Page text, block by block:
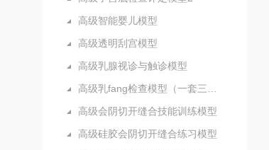
高级智能婴儿模型
高级透明刮宫模型
高级乳腺视诊与触诊模型
高级会阴切开缝合技能训练模型
高级硅胶会阴切开缝合练习模型